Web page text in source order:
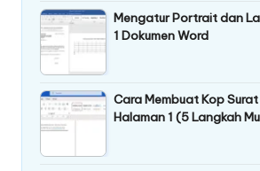
Mengatur Portrait dan
1 Dokumen Word
Cara Membuat Kop
Halaman 1 (5 Langkah